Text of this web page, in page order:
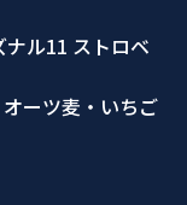
11 ストロベ
ツ麦・いちご